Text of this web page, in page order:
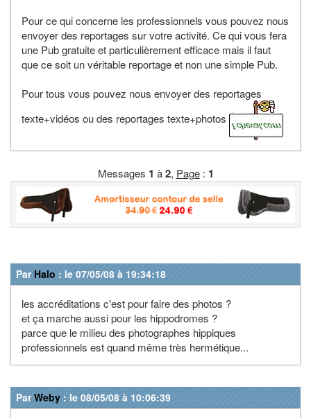
Pour ce qui concerne les professionnels vous pouvez nous
envoyer des reportages sur votre activité. Ce qui vous fera
une Pub gratuite et particulièrement efficace mais il faut
que ce soit un véritable reportage et non une simple Pub.
Pour tous vous pouvez nous envoyer des reportages
texte+vidéos ou des reportages texte+photos
Messages 1 à2, Page: 1
Par Halo : le 07/05/08 à 19:34:18
les accréditations c'est pour faire des photos ?
et ça marche aussi pour les hippodromes ?
parce que le milieu des photographes hippiques
professionnels est quand même très hermétique...
ParWeby : le 08/05/08 à 10:06:39